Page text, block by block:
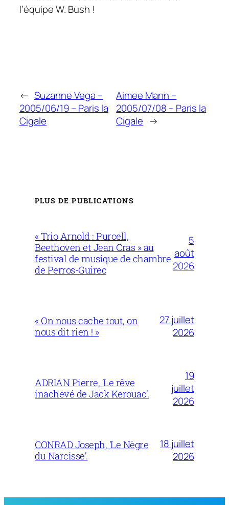
l’équipe W. Bush !
← Suzanne Vega –
2005/06/19 – Paris la
Cigale
Aimee Mann –
2005/07/08 – Paris la
Cigale →
PLUS DE PUBLICATIONS
« Trio Arnold : Purcell,
Beethoven et Jean Cras » au
festival de musique de chambre
de Perros-Guirec
5
août
2026
« On nous cache tout, on
nous dit rien ! »
27 juillet
2026
ADRIAN Pierre, ‘Le rêve
inachevé de Jack Kerouac’.
19
juillet
2026
CONRAD Joseph, ‘Le Nègre
du Narcisse’.
18 juillet
2026